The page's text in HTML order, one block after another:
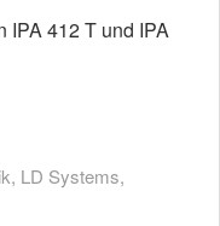
IPA 412 T und IPA
, LD Systems,